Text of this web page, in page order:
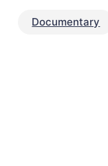
Documentary